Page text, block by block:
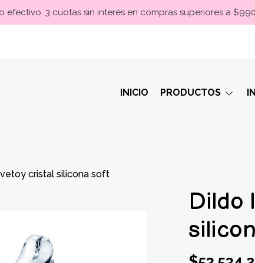
3 cuotas sin interés en compras superiores a
INICIO PRODUCTOS
cristal silicona soft
Dildo